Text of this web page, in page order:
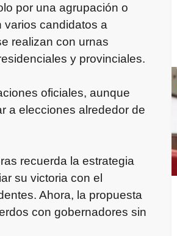
por una agrupación o
varios candidatos a
realizan con urnas
y provinciales.
oficiales, aunque
a elecciones alrededor de
recuerda la estrategia
su victoria con el
Ahora, la propuesta
con gobernadores sin